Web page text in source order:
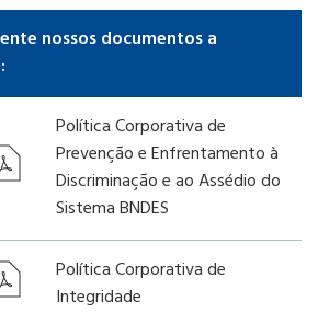
nossos documentos a
Política Corporativa de
Prevenção e Enfrentamento à
Discriminação e ao Assédio do
Sistema BNDES
Política Corporativa de
Integridade